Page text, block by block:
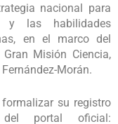
nacional para
y las habilidades
en el marco del
Misión Ciencia,
Morán.
su registro
portal oficial: